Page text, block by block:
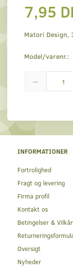
7,95
Matori Design,
Model/varenr.:
INFORMATIONER
Fortrolighed
Fragt og levering
Firma profil
Kontakt os
Betingelser & Vilkår
Oversigt
Nyheder